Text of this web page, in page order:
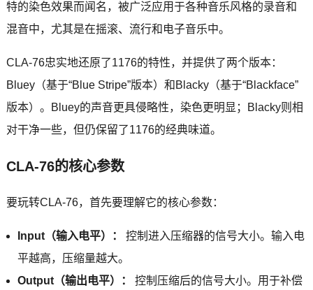
特的染色效果而闻名，被广泛应用于各种音乐风格的录音和
混音中，尤其是在摇滚、流行和电子音乐中。
CLA-76忠实地还原了1176的特性，并提供了两个版本：
Bluey（基于“Blue Stripe”版本）和Blacky（基于“Blackface”
版本）。Bluey的声音更具侵略性，染色更明显；Blacky则相
对干净一些，但仍保留了1176的经典味道。
CLA-76的核心参数
要玩转CLA-76，首先要理解它的核心参数：
Input（输入电平）：
控制进入压缩器的信号大小。输入电
平越高，压缩量越大。
Output（输出电平）：
控制压缩后的信号大小。用于补偿